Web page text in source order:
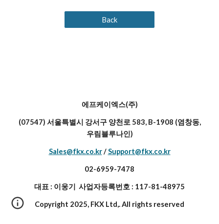
Back
에프케이엑스(주)
(07547) 서울특별시 강서구 양천로 583, B-1908 (염창동,
우림블루나인)
Sales@fkx.co.kr/Support@fkx.co.kr
02-6959-7478
대표 : 이웅기 사업자등록번호 : 117-81-48975
Copyright 2025, FKX Ltd,. All rights reserved